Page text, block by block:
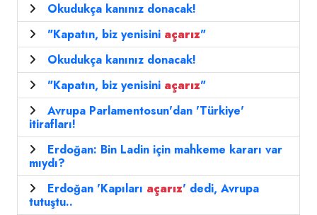
Okudukça kanınız donacak!
"Kapatın, biz yenisini açarız"
Okudukça kanınız donacak!
"Kapatın, biz yenisini açarız"
Avrupa Parlamentosun'dan 'Türkiye'
itirafları!
Erdoğan: Bin Ladin için mahkeme kararı var
mıydı?
Erdoğan 'Kapıları açarız' dedi, Avrupa
tutuştu..